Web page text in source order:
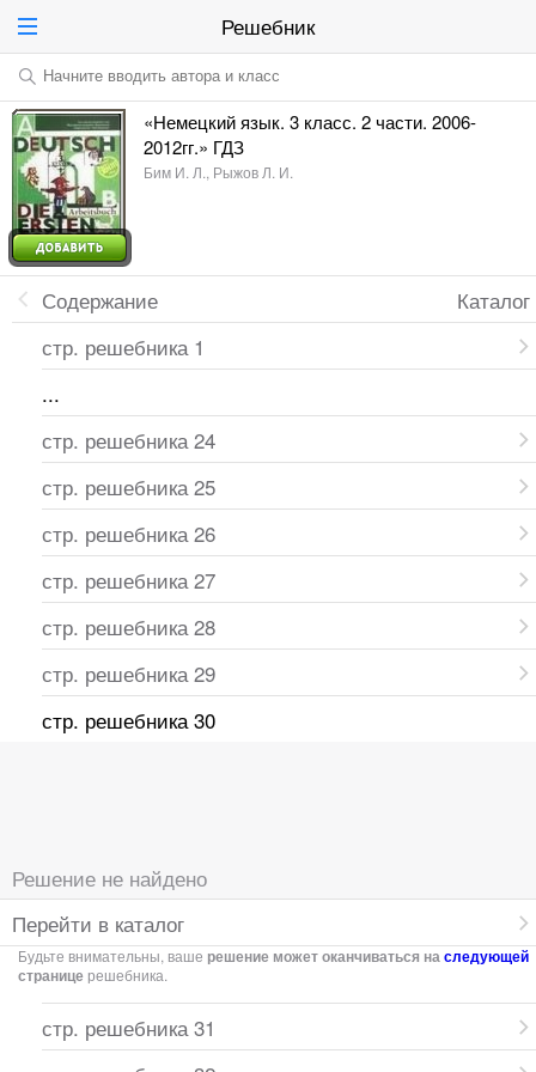
Решебник
Начните вводить автора и класс
«Немецкий язык. 3 класс. 2 части. 2006-
2012гг.» ГДЗ
Бим И. Л., Рыжов Л. И.
Каталог
Содержание
стр. решебника 1
...
стр. решебника 24
стр. решебника 25
стр. решебника 26
стр. решебника 27
стр. решебника 28
стр. решебника 29
стр. решебника 30
Решение не найдено
Перейти в каталог
Будьте внимательны, ваше решение может оканчиваться наследующей
странице решебника.
стр. решебника 31